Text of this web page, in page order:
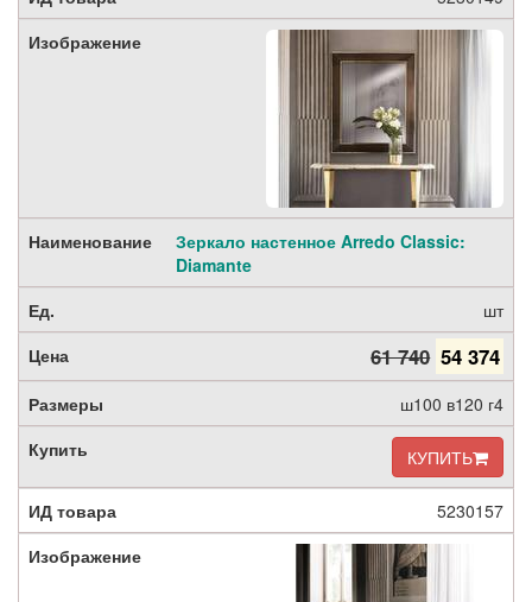
Зеркало настенное Arredo Classic:
Diamante
шт
61 740 54 374
ш100 в120 г4
КУПИТЬ
5230157